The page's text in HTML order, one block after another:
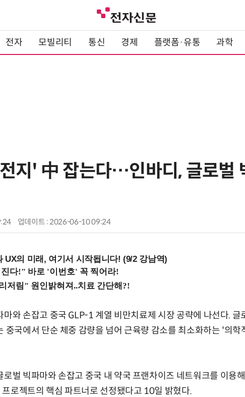
전자 모빌리티 통신 경제 플랫폼·유통 과학
지' 中 잡는다…인바디, 글로벌
업데이트 : 2026-06-10 09:24
UX의 미래, 여기서 시작됩니다! (9/2 강남역)
마와 손잡고 중국 GLP-1 계열 비만치료제 시장 공략에 나선다. 글
중국에서 단순 체중 감량을 넘어 근육량 감소를 최소화하는 '의
로벌 빅파마와 손잡고 중국 내 약국 프랜차이즈 네트워크를 이용
로젝트의 핵심 파트너로 선정됐다고 10일 밝혔다.